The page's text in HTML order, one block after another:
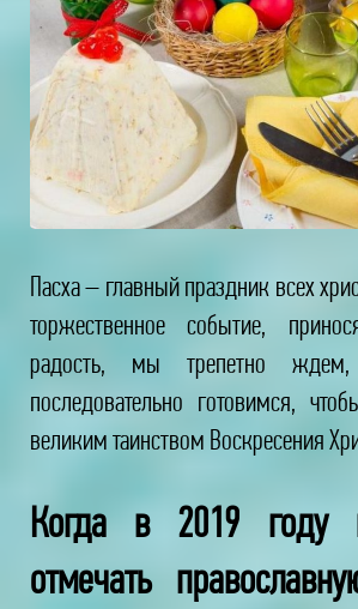
Пасха – главный праздник всех
торжественное событие,
радость, мы трепетно
последовательно готовимся,
великим таинством Воскресения
Когда в 2019 году
отмечать